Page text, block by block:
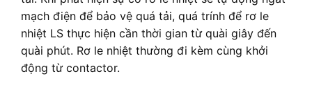
mạch điện để bảo vệ quá tải, quá trính để rơ le
nhiệt LS thực hiện cần thời gian từ quài giây đến
quài phút. Rơ le nhiệt thường đi kèm cùng khởi
động từ contactor.